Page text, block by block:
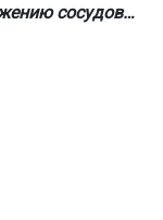
сосудов…